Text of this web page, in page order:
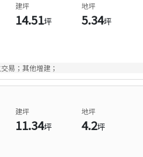
建坪
14.51坪
地坪
5.34坪
易；其他增建；
建坪
11.34坪
地坪
4.2坪